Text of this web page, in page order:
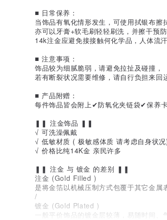
■ 日常保养：
当饰品有氧化情形发生，可使用拭银布擦
亦可以牙膏+软毛刷轻轻刷洗，并擦干预防
14k注金应避免接接触何化学品，人体流
■ 注意事项：
饰品较为细腻脆弱，请避免拉扯及碰撞，
若有断裂状况需要维修，请自行负担来回
■ 产品附赠：
每件饰品皆会附上✔防氧化夹链袋✔保养
❚❚ 注金饰品 ❚❚
√ 可洗澡佩戴
√ 低敏材质 ( 极敏感体质 请考虑自身状
√ 价格比纯14K金 亲民许多
❚❚ 注金 与 镀金 的差别 ❚❚
注金 (Gold Filled )
是将金箔以机械压制方式包覆于其它金属
/
镀金 (Gold Plated )
一般平价饰品的镀金层较薄，易随时间、